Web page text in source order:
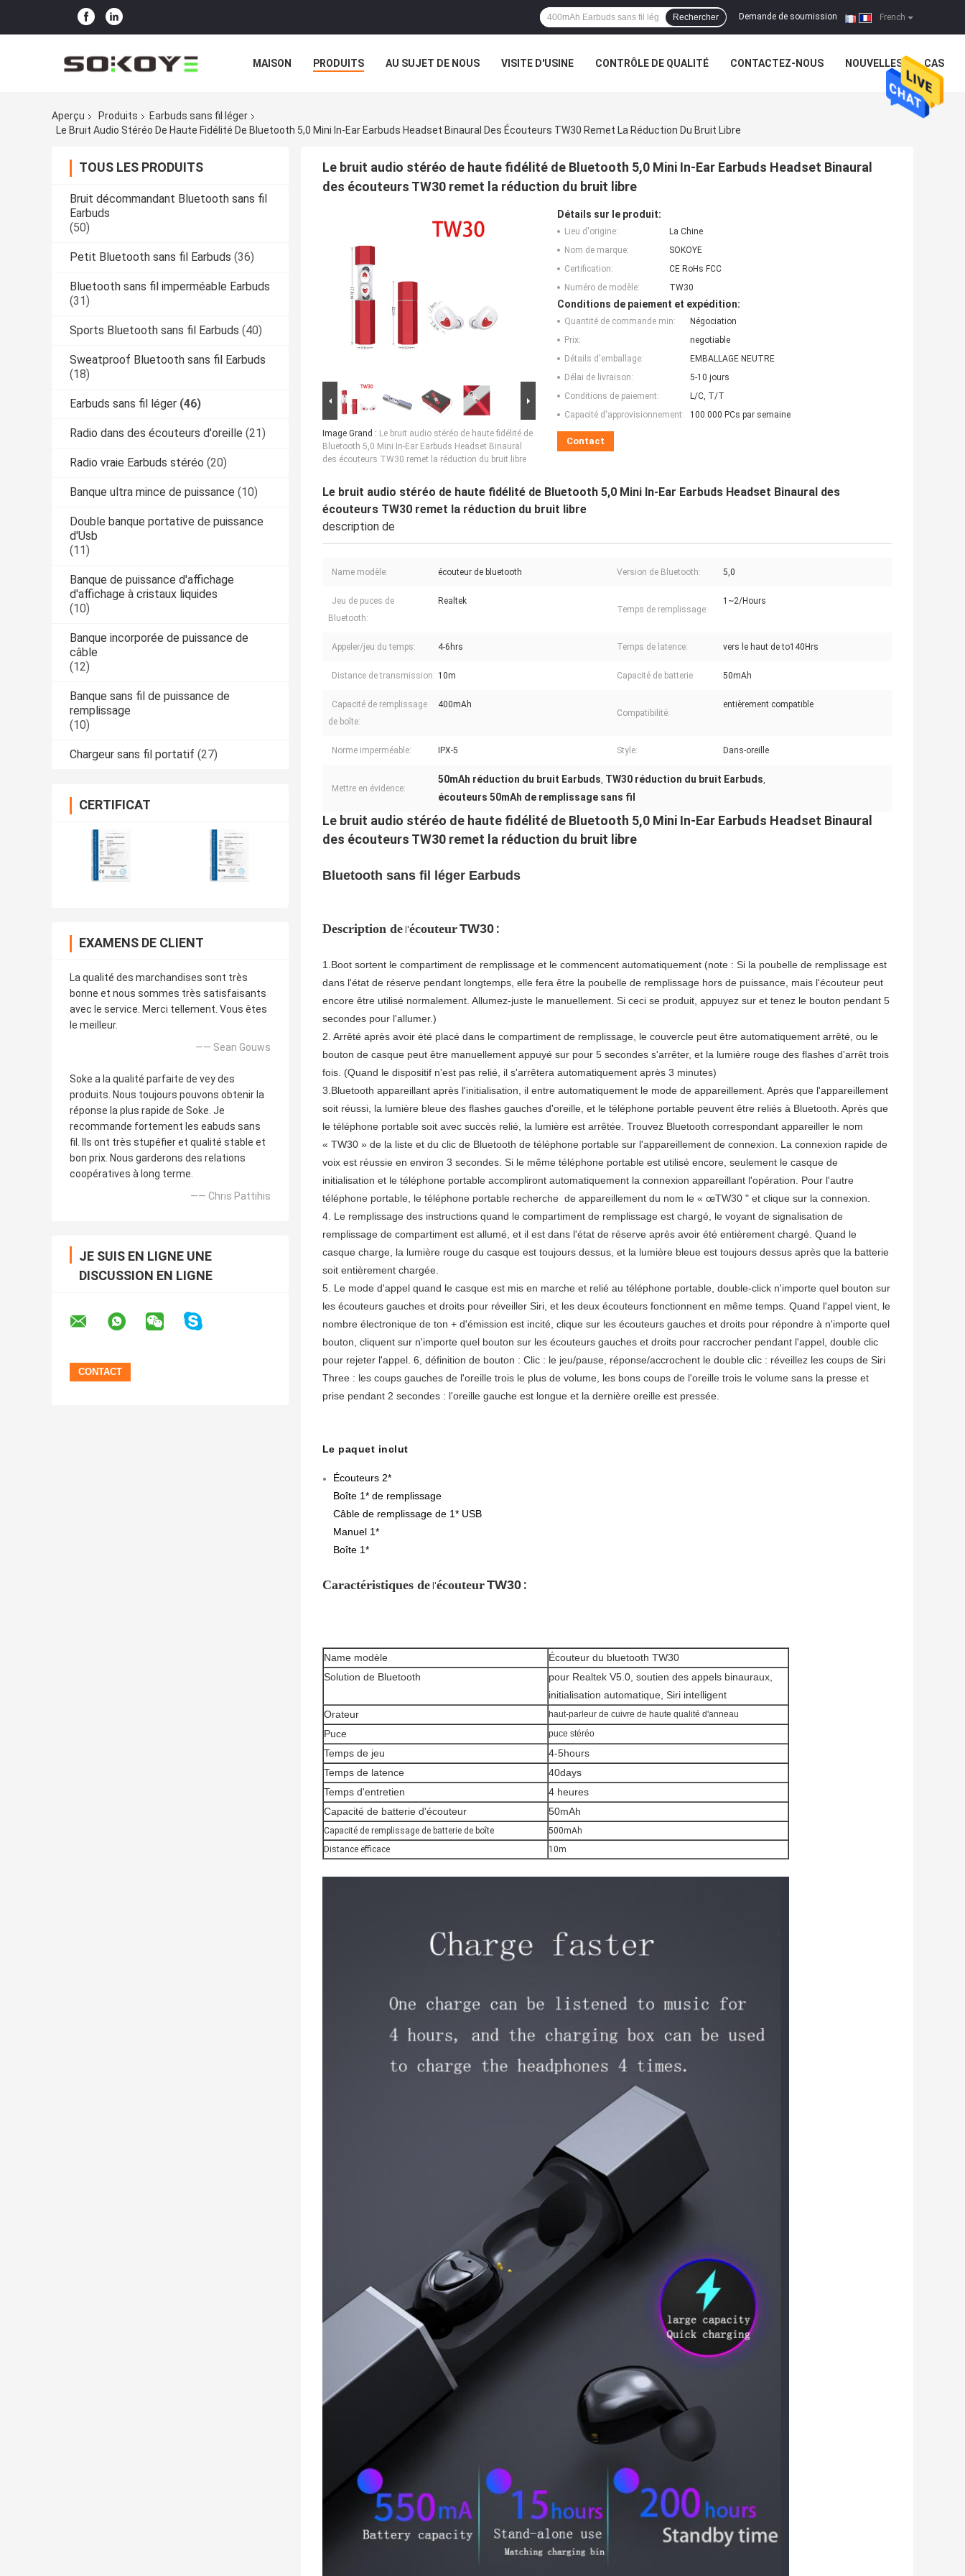
French
Demande de soumission |
Rechercher
MAISON PRODUITS AU SUJET DE NOUS VISITE D'USINE CONTRÔLE DE QUALITÉ CONTACTEZ-NOUS NOUVELLES CAS
Aperçu Produits
Earbuds sans fil léger
Le Bruit Audio Stéréo De Haute Fidélité De Bluetooth 5,0 Mini In-Ear Earbuds Headset Binaural Des Écouteurs TW30 Remet La Réduction Du Bruit Libre
TOUS LES PRODUITS
Bruit décommandant Bluetooth sans fil
Earbuds
(50)
Petit Bluetooth sans fil Earbuds (36)
Bluetooth sans fil imperméable Earbuds
(31)
Sports Bluetooth sans fil Earbuds (40)
Sweatproof Bluetooth sans fil Earbuds
(18)
Earbuds sans fil léger (46)
Radio dans des écouteurs d'oreille (21)
Radio vraie Earbuds stéréo (20)
Banque ultra mince de puissance (10)
Double banque portative de puissance
d'Usb
(11)
Banque de puissance d'affichage
d'affichage à cristaux liquides
(10)
Banque incorporée de puissance de
câble
(12)
Banque sans fil de puissance de
remplissage
(10)
Chargeur sans fil portatif (27)
CERTIFICAT
EXAMENS DE CLIENT
La qualité des marchandises sont très
bonne et nous sommes très satisfaisants
avec le service. Merci tellement. Vous êtes
le meilleur.
—— Sean Gouws
Soke a la qualité parfaite de vey des
produits. Nous toujours pouvons obtenir la
réponse la plus rapide de Soke. Je
recommande fortement les eabuds sans
fil. Ils ont très stupéfier et qualité stable et
bon prix. Nous garderons des relations
coopératives à long terme.
—— Chris Pattihis
JE SUIS EN LIGNE UNE
DISCUSSION EN LIGNE
Le bruit audio stéréo de haute fidélité de Bluetooth 5,0 Mini In-Ear Earbuds Headset Binaural
des écouteurs TW30 remet la réduction du bruit libre
Image Grand : Le bruit audio stéréo de haute fidélité de
Bluetooth 5,0 Mini In-Ear Earbuds Headset Binaural
des écouteurs TW30 remet la réduction du bruit libre
Détails sur le produit:
Lieu d'origine:
La Chine
Nom de marque:
SOKOYE
Certification:
CE RoHs FCC
Numéro de modèle:
TW30
Conditions de paiement et expédition:
Quantité de commande min:
Négociation
Prix:
negotiable
Détails d'emballage:
EMBALLAGE NEUTRE
Délai de livraison:
5-10 jours
Conditions de paiement:
L/C, T/T
Capacité d'approvisionnement:
100 000 PCs par semaine
Contact
Le bruit audio stéréo de haute fidélité de Bluetooth 5,0 Mini In-Ear Earbuds Headset Binaural des
écouteurs TW30 remet la réduction du bruit libre
description de
Name modèle: écouteur de bluetooth Version de Bluetooth: 5,0
Jeu de puces de
Bluetooth:
Realtek
Temps de remplissage:
1~2/Hours
Appeler/jeu du temps: 4-6hrs Temps de latence: vers le haut de to140Hrs
Distance de transmission: 10m Capacité de batterie: 50mAh
Capacité de remplissage
de boîte:
400mAh
Compatibilité:
entièrement compatible
Norme imperméable: IPX-5 Style: Dans-oreille
Mettre en évidence:
50mAh réduction du bruit Earbuds TW30 réduction du bruit Earbuds
écouteurs 50mAh de remplissage sans fil
Le bruit audio stéréo de haute fidélité de Bluetooth 5,0 Mini In-Ear Earbuds Headset Binaural
des écouteurs TW30 remet la réduction du bruit libre
Bluetooth sans fil léger Earbuds
Description de l'écouteurTW30 :
1.Boot sortent le compartiment de remplissage et le commencent automatiquement (note : Si la poubelle de remplissage est
dans l'état de réserve pendant longtemps, elle fera être la poubelle de remplissage hors de puissance, mais l'écouteur peut
encore être utilisé normalement. Allumez-juste le manuellement. Si ceci se produit, appuyez sur et tenez le bouton pendant 5
secondes pour l'allumer.)
2. Arrêté après avoir été placé dans le compartiment de remplissage, le couvercle peut être automatiquement arrêté, ou le
bouton de casque peut être manuellement appuyé sur pour 5 secondes s'arrêter, et la lumière rouge des flashes d'arrêt trois
fois. (Quand le dispositif n'est pas relié, il s'arrêtera automatiquement après 3 minutes)
3.Bluetooth appareillant après l'initialisation, il entre automatiquement le mode de appareillement. Après que l'appareillement
soit réussi, la lumière bleue des flashes gauches d'oreille, et le téléphone portable peuvent être reliés à Bluetooth. Après que
le téléphone portable soit avec succès relié, la lumière est arrêtée. Trouvez Bluetooth correspondant appareiller le nom
« TW30 » de la liste et du clic de Bluetooth de téléphone portable sur l'appareillement de connexion. La connexion rapide de
voix est réussie en environ 3 secondes. Si le même téléphone portable est utilisé encore, seulement le casque de
initialisation et le téléphone portable accompliront automatiquement la connexion appareillant l'opération. Pour l'autre
téléphone portable, le téléphone portable recherche  de appareillement du nom le « œTW30 " et clique sur la connexion.
4. Le remplissage des instructions quand le compartiment de remplissage est chargé, le voyant de signalisation de
remplissage de compartiment est allumé, et il est dans l'état de réserve après avoir été entièrement chargé. Quand le
casque charge, la lumière rouge du casque est toujours dessus, et la lumière bleue est toujours dessus après que la batterie
soit entièrement chargée.
5. Le mode d'appel quand le casque est mis en marche et relié au téléphone portable, double-click n'importe quel bouton sur
les écouteurs gauches et droits pour réveiller Siri, et les deux écouteurs fonctionnent en même temps. Quand l'appel vient, le
nombre électronique de ton + d'émission est incité, clique sur les écouteurs gauches et droits pour répondre à n'importe quel
bouton, cliquent sur n'importe quel bouton sur les écouteurs gauches et droits pour raccrocher pendant l'appel, double clic
pour rejeter l'appel. 6, définition de bouton : Clic : le jeu/pause, réponse/accrochent le double clic : réveillez les coups de Siri
Three : les coups gauches de l'oreille trois le plus de volume, les bons coups de l'oreille trois le volume sans la presse et
prise pendant 2 secondes : l'oreille gauche est longue et la dernière oreille est pressée.
Le paquet inclut
Écouteurs 2*
Boîte 1* de remplissage
Câble de remplissage de 1* USB
Manuel 1*
Boîte 1*
Caractéristiques de l'écouteurTW30 :
Name modèle
Écouteur du bluetooth TW30
Solution de Bluetooth
pour Realtek V5.0, soutien des appels binauraux,
initialisation automatique, Siri intelligent
Orateur
haut-parleur de cuivre de haute qualité d'anneau
Puce puce stéréo
Temps de jeu
4-5hours
Temps de latence
40days
Temps d'entretien
4 heures
Capacité de batterie d'écouteur
50mAh
Capacité de remplissage de batterie de boîte
500mAh
Distance efficace
10m